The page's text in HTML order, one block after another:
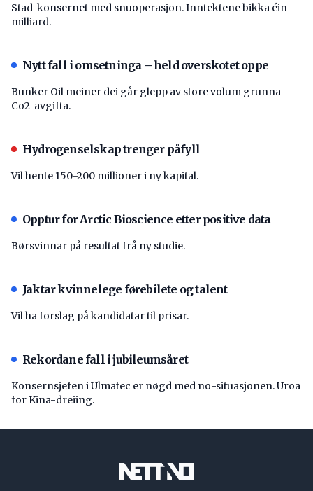
Stad-konsernet med snuoperasjon. Inntektene bikka éin
milliard.
Nytt fall i omsetninga – held overskotet oppe
Bunker Oil meiner dei går glepp av store volum grunna
Co2-avgifta.
Hydrogenselskap trenger påfyll
Vil hente 150-200 millioner i ny kapital.
Opptur for Arctic Bioscience etter positive data
Børsvinnar på resultat frå ny studie.
Jaktar kvinnelege førebilete og talent
Vil ha forslag på kandidatar til prisar.
Rekordane fall i jubileumsåret
Konsernsjefen i Ulmatec er nøgd med no-situasjonen. Uroa
for Kina-dreiing.